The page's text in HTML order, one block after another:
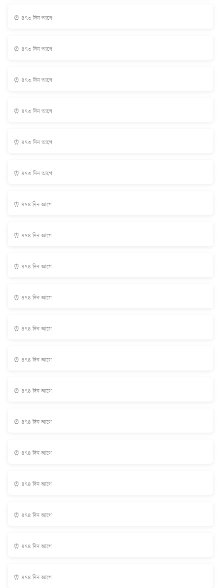
⏰ ৪৭৩ দিন আগে
⏰ ৪৭৩ দিন আগে
⏰ ৪৭৩ দিন আগে
⏰ ৪৭৩ দিন আগে
⏰ ৪৭৩ দিন আগে
⏰ ৪৭৩ দিন আগে
⏰ ৪৭৪ দিন আগে
⏰ ৪৭৪ দিন আগে
⏰ ৪৭৪ দিন আগে
⏰ ৪৭৪ দিন আগে
⏰ ৪৭৪ দিন আগে
⏰ ৪৭৪ দিন আগে
⏰ ৪৭৪ দিন আগে
⏰ ৪৭৪ দিন আগে
⏰ ৪৭৪ দিন আগে
⏰ ৪৭৪ দিন আগে
⏰ ৪৭৪ দিন আগে
⏰ ৪৭৪ দিন আগে
⏰ ৪৭৪ দিন আগে